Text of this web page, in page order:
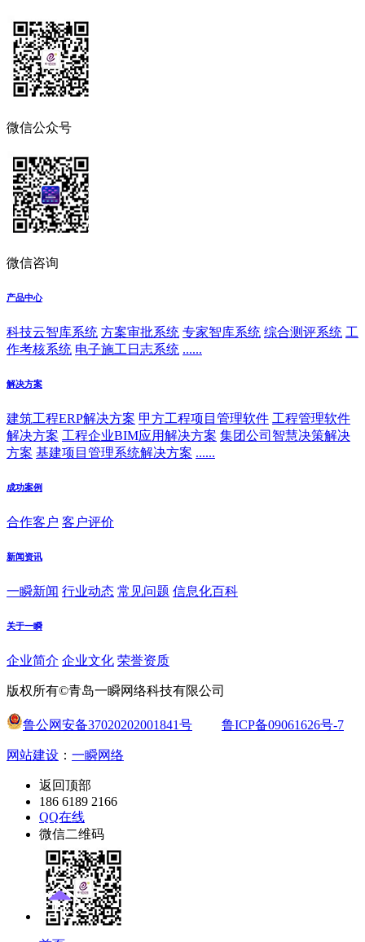
微信公众号
微信咨询
产品中心
科技云智库系统 方案审批系统 专家智库系统 综合测评系统 工
作考核系统 电子施工日志系统 ......
解决方案
建筑工程ERP解决方案 甲方工程项目管理软件 工程管理软件
解决方案 工程企业BIM应用解决方案 集团公司智慧决策解决
方案 基建项目管理系统解决方案 ......
成功案例
合作客户 客户评价
新闻资讯
一瞬新闻 行业动态 常见问题 信息化百科
关于一瞬
企业简介 企业文化 荣誉资质
版权所有©青岛一瞬网络科技有限公司
鲁公网安备37020202001841号 鲁ICP备09061626号-7
网站建设 ： 一瞬网络
返回顶部
186 6189 2166
QQ在线
微信二维码